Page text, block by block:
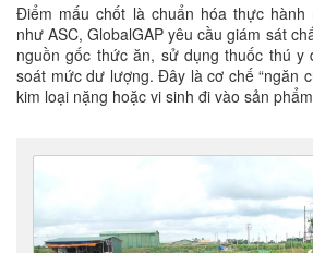
Điểm mấu chốt là chuẩn hóa thực hành
như ASC, GlobalGAP yêu cầu giám sát
nguồn gốc thức ăn, sử dụng thuốc thú y
soát mức dư lượng. Đây là cơ chế “ngăn
kim loại nặng hoặc vi sinh đi vào sản